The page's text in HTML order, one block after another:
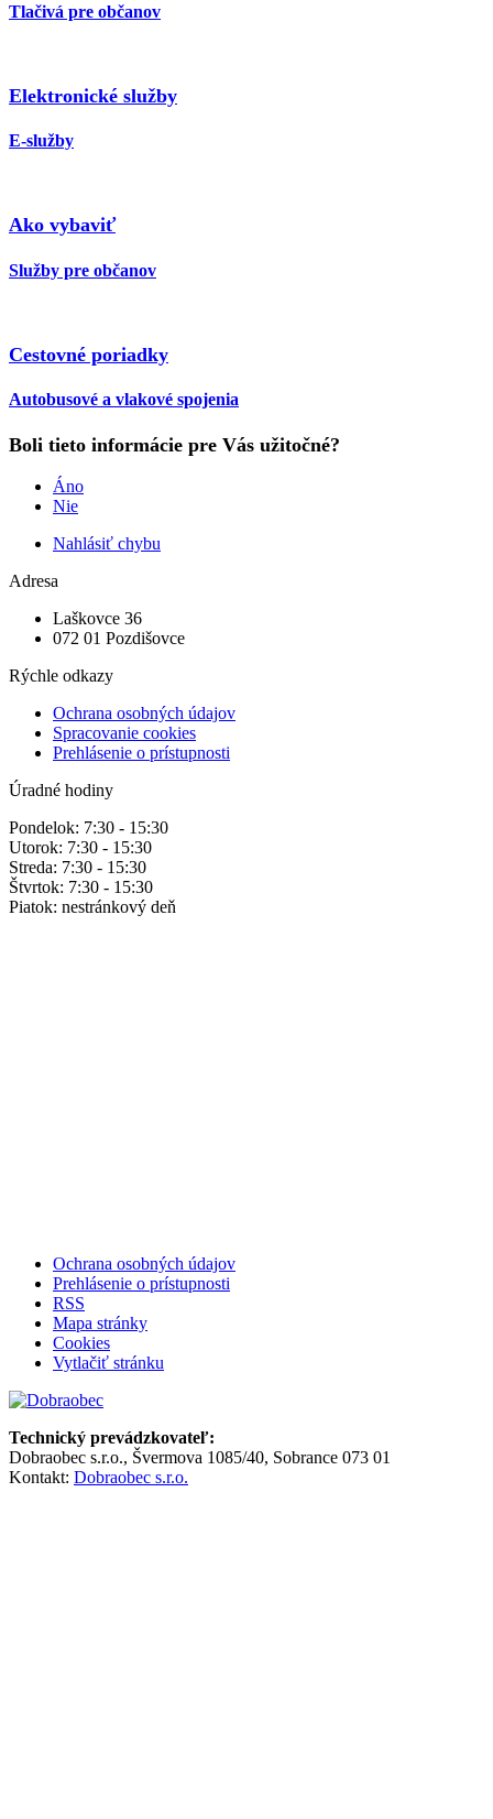
Tlačivá pre občanov
Elektronické služby
E-služby
Ako vybaviť
Služby pre občanov
Cestovné poriadky
Autobusové a vlakové spojenia
Boli tieto informácie pre Vás užitočné?
Áno
Nie
Nahlásiť chybu
Adresa
Laškovce 36
072 01 Pozdišovce
Rýchle odkazy
Ochrana osobných údajov
Spracovanie cookies
Prehlásenie o prístupnosti
Úradné hodiny
Pondelok: 7:30 - 15:30
Utorok: 7:30 - 15:30
Streda: 7:30 - 15:30
Štvrtok: 7:30 - 15:30
Piatok: nestránkový deň
Ochrana osobných údajov
Prehlásenie o prístupnosti
RSS
Mapa stránky
Cookies
Vytlačiť stránku
Technický prevádzkovateľ:
Dobraobec s.r.o., Švermova 1085/40, Sobrance 073 01
Kontakt: Dobraobec s.r.o.